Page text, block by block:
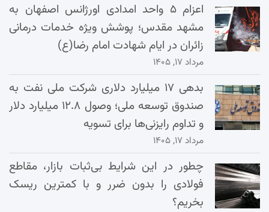
اعزام ۵ واحد امدادی اورژانس اصفهان به
مشهد مقدس؛ پوشش ویژه خدمات درمانی
زائران در ایام شهادت امام رضا(ع)
مرداد ۱۷, ۱۴۰۵
بدهی ۱۷ میلیارد دلاری شرکت ملی نفت به
صندوق توسعه ملی؛ وصول ۱۲.۸ میلیارد دلار
و تداوم رایزنی‌ها برای تسویه
مرداد ۱۷, ۱۴۰۵
چطور در این شرایط بی‌ثبات بازار، مقاطع
فولادی را بدون ضرر و با کمترین ریسک
بخریم؟